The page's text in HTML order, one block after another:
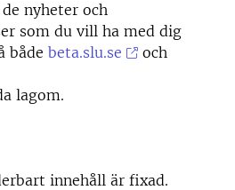
nyheter och
som du vill ha med dig
både beta.slu.se
och
lagom.
innehåll är fixad.